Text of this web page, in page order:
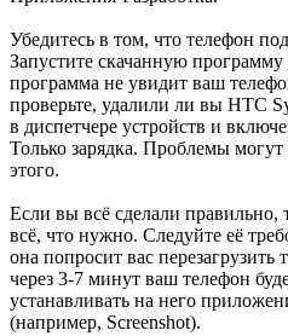
Убедитесь в том, что телефон
Запустите скачанную программу
программа не увидит ваш
проверьте, удалили ли вы HTC
в диспетчере устройств и
Только зарядка. Проблемы могут
этого.
Если вы всё сделали правильно,
всё, что нужно. Следуйте её
она попросит вас
через 3-7 минут ваш телефон
устанавливать на него
(например, Screenshot).